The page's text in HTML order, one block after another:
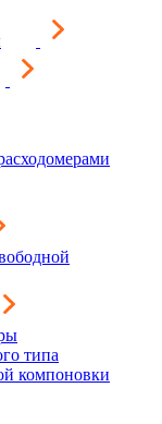
типа
компоновки